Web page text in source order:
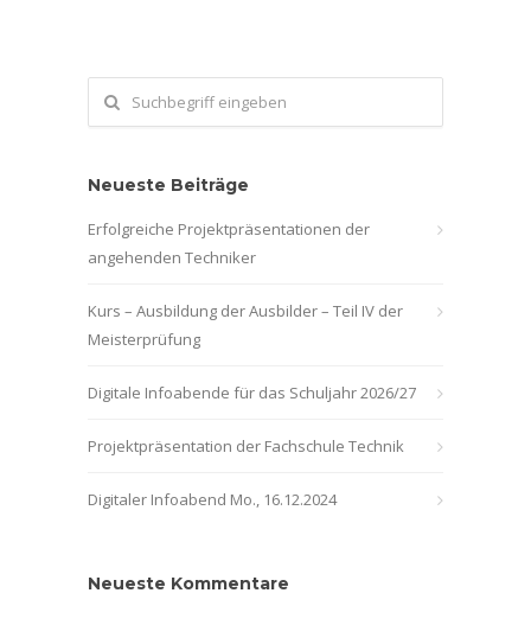
Neueste Beiträge
Erfolgreiche Projektpräsentationen der
angehenden Techniker
Kurs – Ausbildung der Ausbilder – Teil IV der
Meisterprüfung
Digitale Infoabende für das Schuljahr 2026/27
Projektpräsentation der Fachschule Technik
Digitaler Infoabend Mo., 16.12.2024
Neueste Kommentare